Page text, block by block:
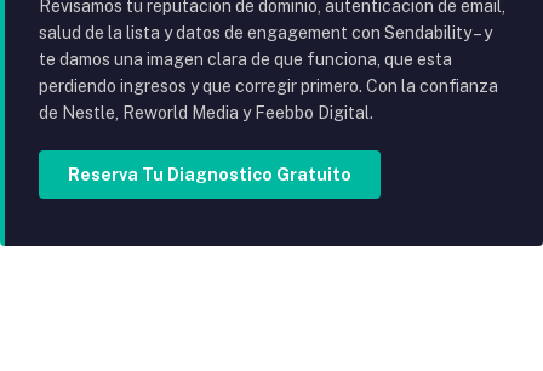
Revisamos tu reputacion de dominio, autenticacion de email,
salud de la lista y datos de engagement con Sendability – y
te damos una imagen clara de que funciona, que esta
perdiendo ingresos y que corregir primero. Con la confianza
de Nestle, Reworld Media y Feebbo Digital.
Reserva Tu Diagnostico Gratuito